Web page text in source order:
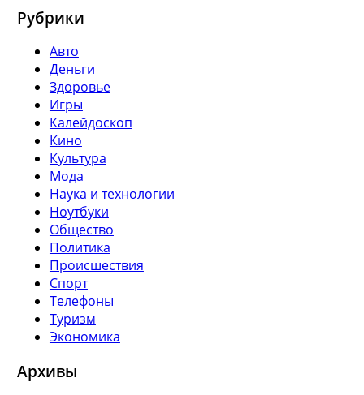
Рубрики
Авто
Деньги
Здоровье
Игры
Калейдоскоп
Кино
Культура
Мода
Наука и технологии
Ноутбуки
Общество
Политика
Происшествия
Спорт
Телефоны
Туризм
Экономика
Архивы